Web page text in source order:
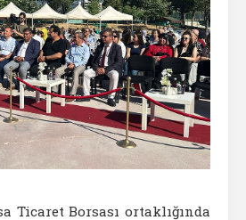
Ticaret Borsası ortaklığında